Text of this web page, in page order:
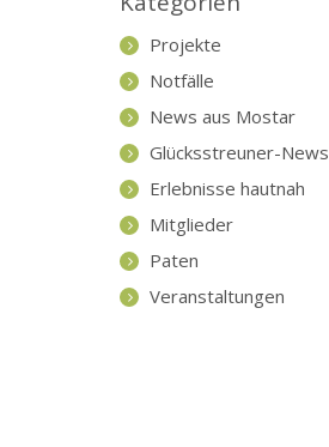
Projekte
Notfälle
News aus Mostar
Glücksstreuner-News
Erlebnisse hautnah
Mitglieder
Paten
Veranstaltungen